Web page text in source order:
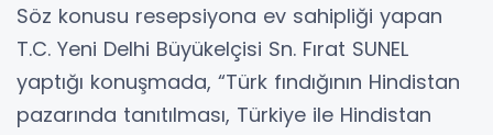
Söz konusu resepsiyona ev sahipliği yapan
T.C. Yeni Delhi Büyükelçisi Sn. Fırat SUNEL
yaptığı konuşmada, “Türk fındığının Hindistan
pazarında tanıtılması, Türkiye ile Hindistan